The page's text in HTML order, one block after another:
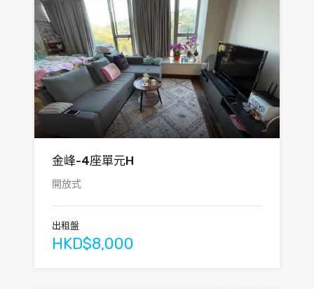
金峰-4座單元H
開放式
出租盤
HKD$8,000